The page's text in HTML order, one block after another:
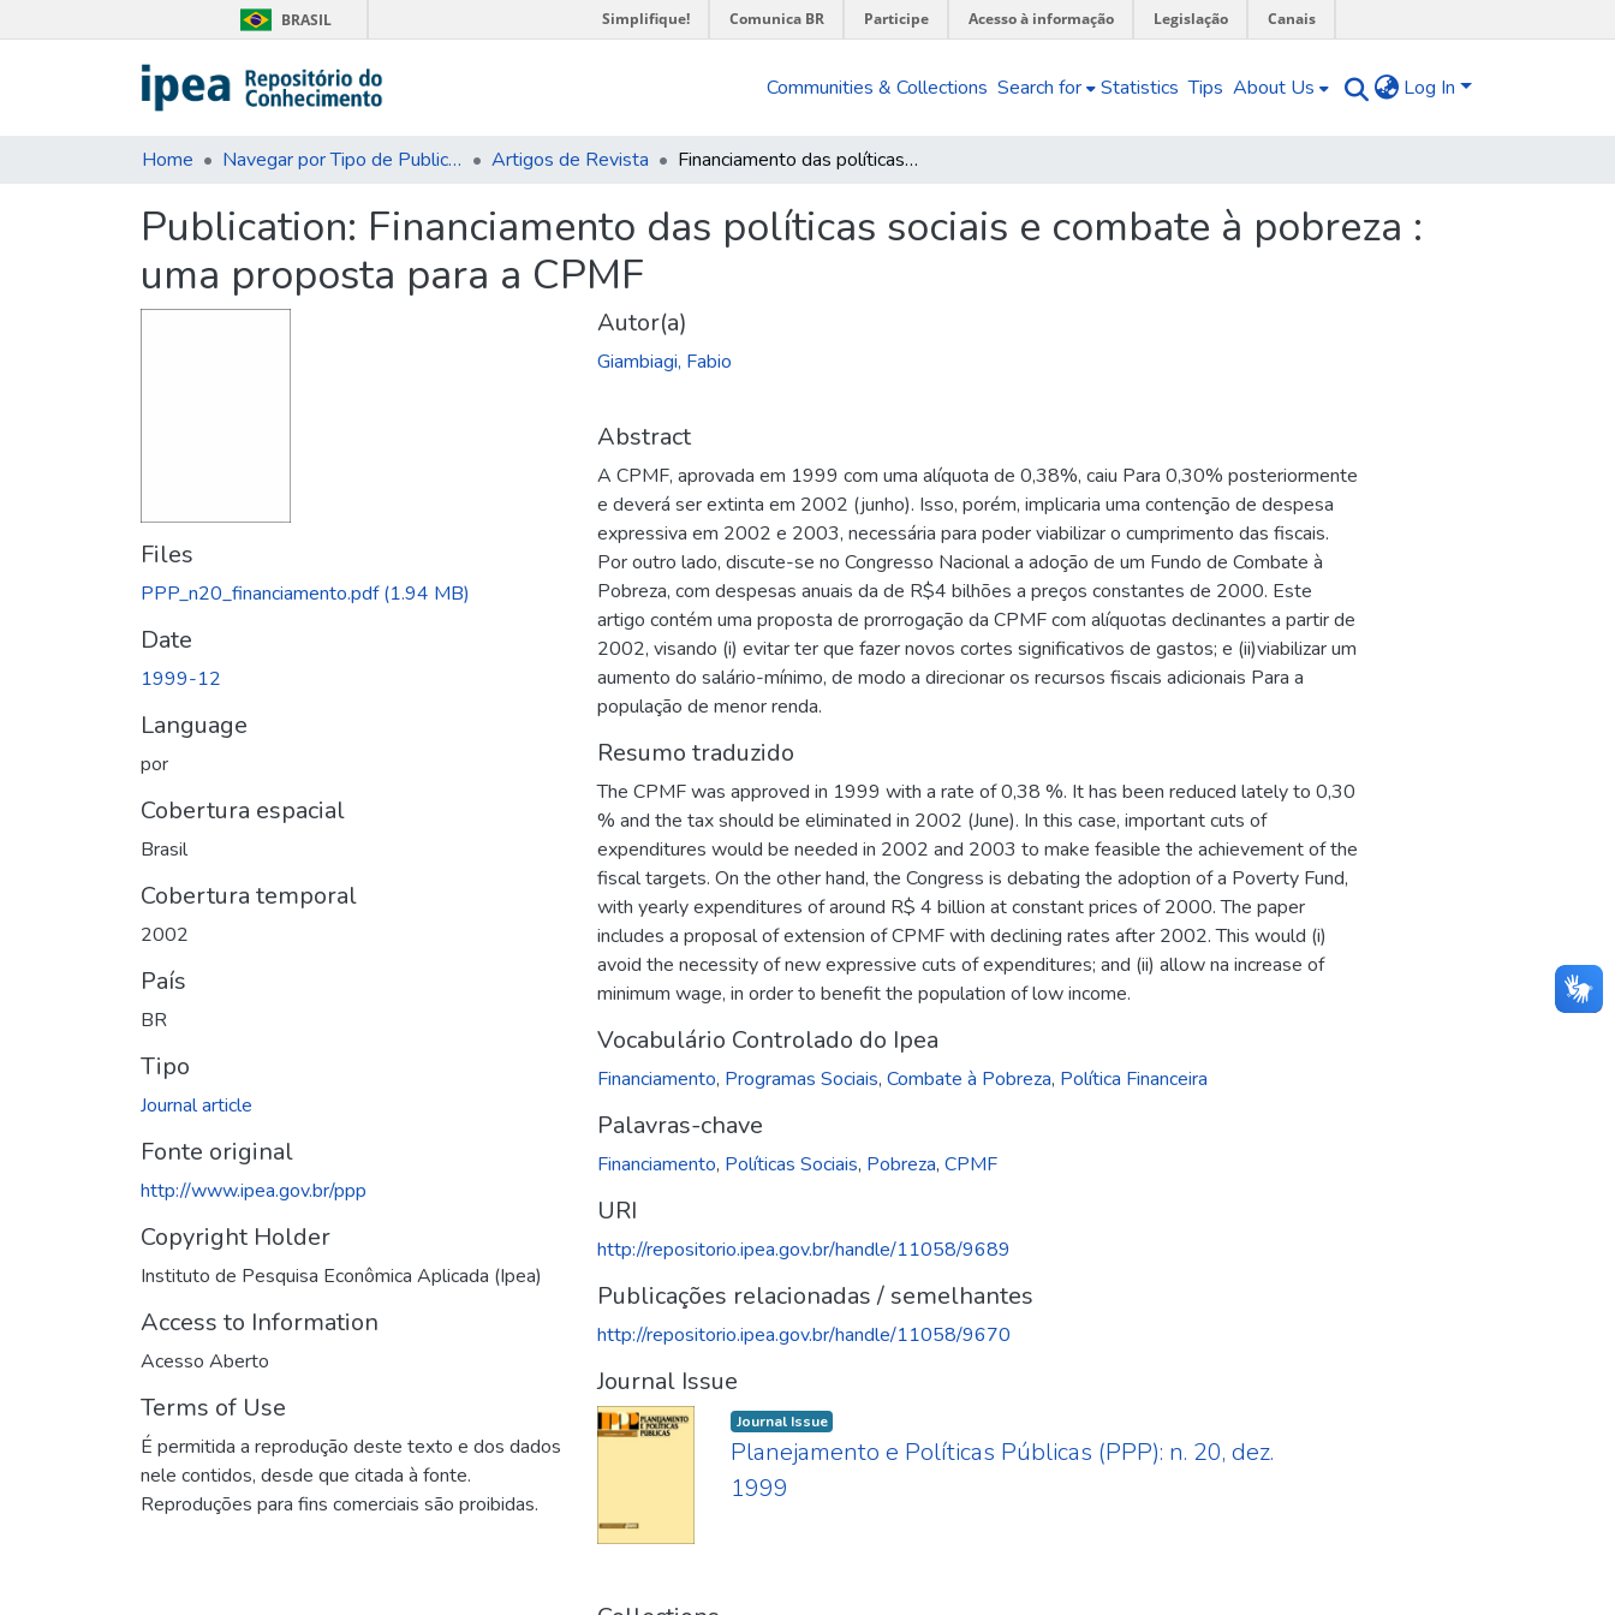
BRASIL Simplifique! Comunica BR Participe Acesso à informação Legislação Canais
Communities & Collections Search for Statistics Tips About Us Log In
Home Navegar por Tipo de Publicação Artigos de Revista Financiamento das políticas sociais e combate à pobreza : uma proposta para a CPMF
Publication: Financiamento das políticas sociais e combate à pobreza :
uma proposta para a CPMF
Files
PPP_n20_financiamento.pdf(1.94 MB)
Date
1999-12
Language
por
Cobertura espacial
Brasil
Cobertura temporal
2002
País
BR
Tipo
Journal article
Fonte original
http://www.ipea.gov.br/ppp
Copyright Holder
Instituto de Pesquisa Econômica Aplicada (Ipea)
Access to Information
Acesso Aberto
Terms of Use
É permitida a reprodução deste texto e dos dados
nele contidos, desde que citada à fonte.
Reproduções para fins comerciais são proibidas.
Autor(a)
Giambiagi, Fabio
Abstract
A CPMF, aprovada em 1999 com uma alíquota de 0,38%, caiu Para 0,30% posteriormente
e deverá ser extinta em 2002 (junho). Isso, porém, implicaria uma contenção de despesa
expressiva em 2002 e 2003, necessária para poder viabilizar o cumprimento das fiscais.
Por outro lado, discute-se no Congresso Nacional a adoção de um Fundo de Combate à
Pobreza, com despesas anuais da de R$4 bilhões a preços constantes de 2000. Este
artigo contém uma proposta de prorrogação da CPMF com alíquotas declinantes a partir de
2002, visando (i) evitar ter que fazer novos cortes significativos de gastos; e (ii)viabilizar um
aumento do salário-mínimo, de modo a direcionar os recursos fiscais adicionais Para a
população de menor renda.
Resumo traduzido
The CPMF was approved in 1999 with a rate of 0,38 %. It has been reduced lately to 0,30
% and the tax should be eliminated in 2002 (June). In this case, important cuts of
expenditures would be needed in 2002 and 2003 to make feasible the achievement of the
fiscal targets. On the other hand, the Congress is debating the adoption of a Poverty Fund,
with yearly expenditures of around R$ 4 billion at constant prices of 2000. The paper
includes a proposal of extension of CPMF with declining rates after 2002. This would (i)
avoid the necessity of new expressive cuts of expenditures; and (ii) allow na increase of
minimum wage, in order to benefit the population of low income.
Vocabulário Controlado do Ipea
Financiamento, Programas Sociais, Combate à Pobreza, Política Financeira
Palavras-chave
Financiamento, Políticas Sociais, Pobreza, CPMF
URI
http://repositorio.ipea.gov.br/handle/11058/9689
Publicações relacionadas / semelhantes
http://repositorio.ipea.gov.br/handle/11058/9670
Journal Issue
Journal Issue
Planejamento e Políticas Públicas (PPP): n. 20, dez.
1999